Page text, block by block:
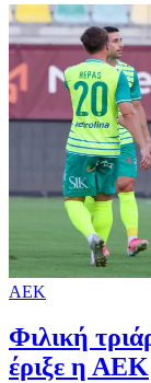
ΑΕΚ
Φιλική
έριξε η ΑΕΚ